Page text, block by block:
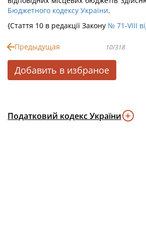
Бюджетного кодексу України.
{Стаття 10 в редакції Закону № 71-VIII
Предыдущая 10/318
Добавить в избраное
Податковий кодекс України